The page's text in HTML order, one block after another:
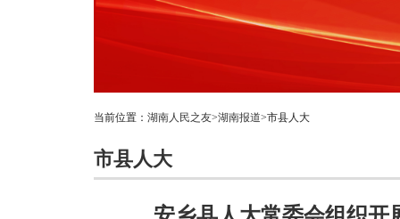
当前位置： 湖南人民之友>湖南报道>市县人大
市县人大